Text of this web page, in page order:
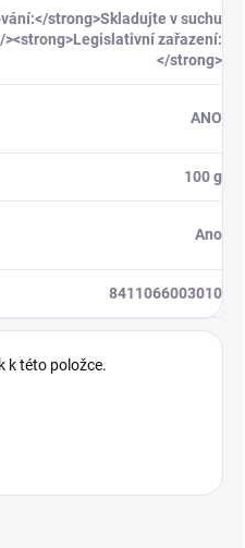
strong>Skladujte v suchu
><strong>Legislativní zařazení:
</strong>
ANO
100 g
Ano
8411066003010
k této položce.